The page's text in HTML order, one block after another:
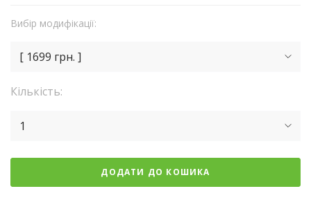
Вибір модифікації:
[ 1699 грн. ]
Кількість:
1
ДОДАТИ ДО КОШИКА